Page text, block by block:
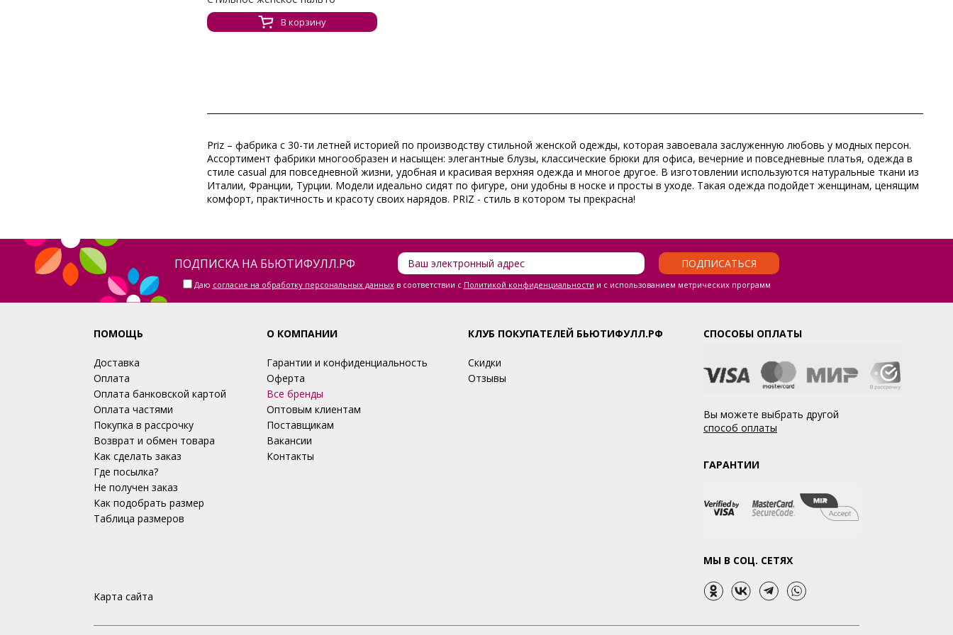
В корзину
Priz – фабрика с 30-ти летней историей по производству стильной женской одежды, которая завоевала заслуженную любовь у модных персон.
Ассортимент фабрики многообразен и насыщен: элегантные блузы, классические брюки для офиса, вечерние и повседневные платья, одежда в
стиле casual для повседневной жизни, удобная и красивая верхняя одежда и многое другое. В изготовлении используются натуральные ткани из
Италии, Франции, Турции. Модели идеально сидят по фигуре, они удобны в носке и просты в уходе. Такая одежда подойдет женщинам, ценящим
комфорт, практичность и красоту своих нарядов. PRIZ - cтиль в котором ты прекрасна!
ПОДПИСКА НА БЬЮТИФУЛЛ.РФ ПОДПИСАТЬСЯ
Даю согласие на обработку персональных данныхв соответствии с Политикой конфиденциальности и с использованием метрических программ
ПОМОЩЬ
Доставка
Оплата
Оплата банковской картой
Оплата частями
Покупка в рассрочку
Возврат и обмен товара
Как сделать заказ
Где посылка?
Не получен заказ
Как подобрать размер
Таблица размеров
Карта сайта
О КОМПАНИИ
Гарантии и конфиденциальность
Оферта
Все бренды
Оптовым клиентам
Поставщикам
Вакансии
Контакты
КЛУБ ПОКУПАТЕЛЕЙ БЬЮТИФУЛЛ.РФ
Скидки
Отзывы
СПОСОБЫ ОПЛАТЫ
Вы можете выбрать другой
способ оплаты
ГАРАНТИИ
МЫ В СОЦ. СЕТЯХ